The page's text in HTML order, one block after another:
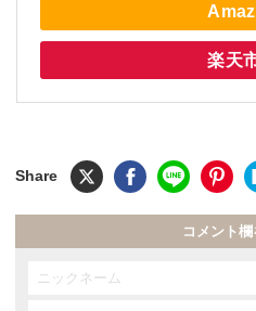
楽天
コメント